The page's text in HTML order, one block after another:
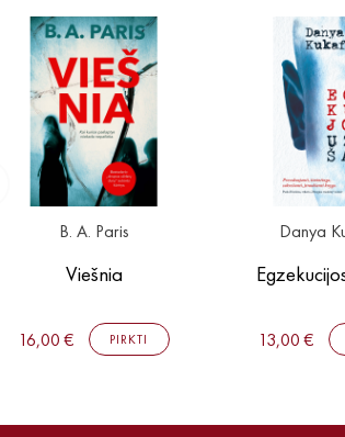
B. A. Paris
Viešnia
16,00 € PIRKTI
Danya
13,00 €